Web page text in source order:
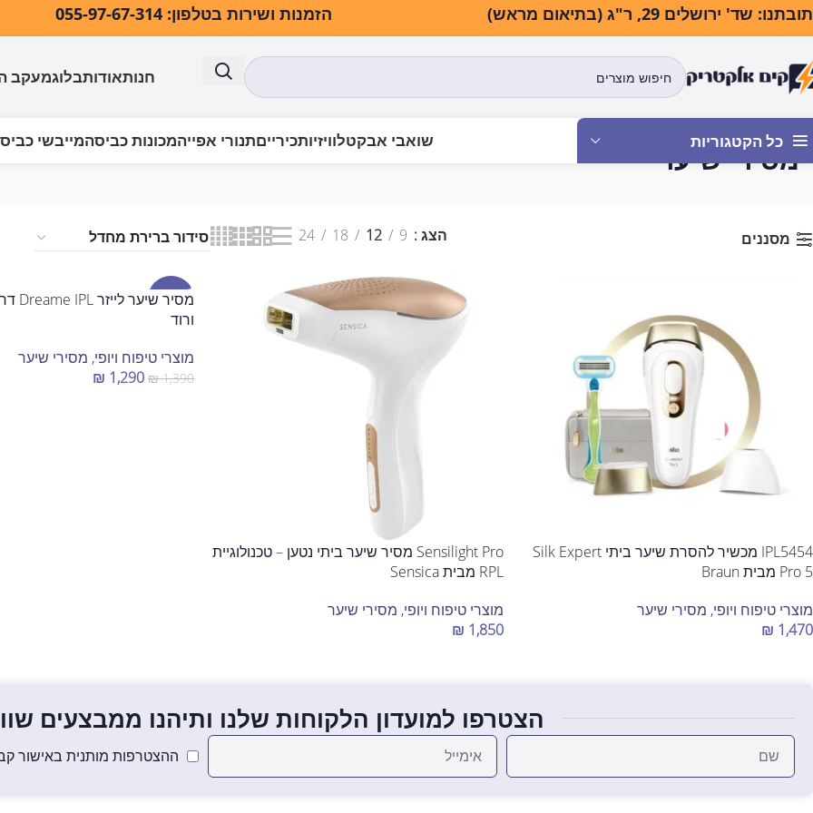
שד' ירושלים 29, ר"ג (בתיאום מראש) הזמנות ושירות בטלפון: 055-97-67-314
חנותאודותבלוגמעקב
כל הקטגוריות שואבי אבקטלוויזיותכירייםתנורי אפייהמכונות כביסהמייבשי
מסירי שיער מסירי שיער
מסננים הצג 9
12
18
24
IPL5454 מכשיר להסרת שיער ביתי Silk Expert
Pro 5 מבית Braun
מוצרי טיפוח ויופי, מסירי שיער
₪ 1,470
Sensilight Pro מסיר שיער ביתי נטען – טכנולוגיית
RPL מבית Sensica
מוצרי טיפוח ויופי, מסירי שיער
₪ 1,850
מבצע
ורוד
מוצרי טיפוח ויופי, מסירי שיער
₪1,390
₪ 1,290
הצטרפו למועדון הלקוחות שלנו ותיהנו ממבצעים
ההצטרפות מותנית באישור